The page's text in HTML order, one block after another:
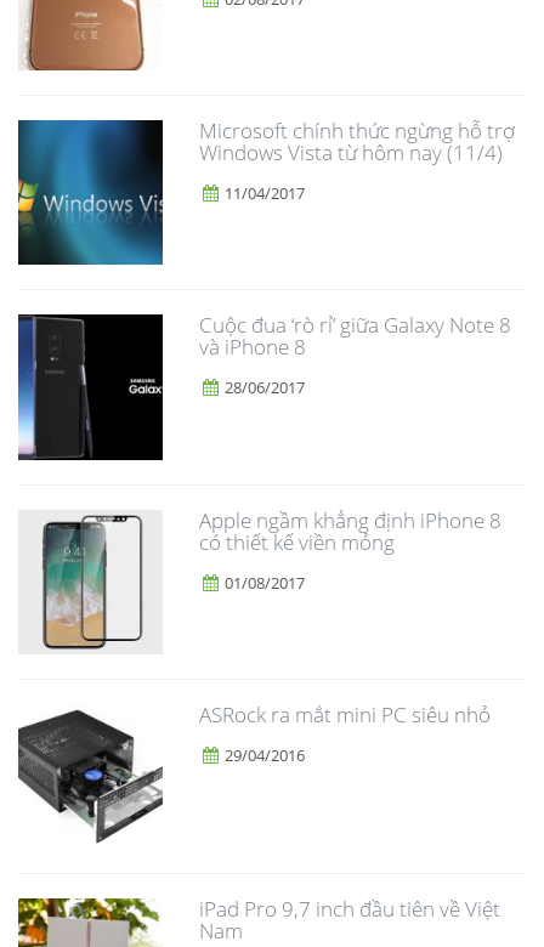
Microsoft chính thức ngừng hỗ trợ
Windows Vista từ hôm nay (11/4)
11/04/2017
​Cuộc đua ‘rò rỉ’ giữa Galaxy Note 8
và iPhone 8
28/06/2017
Apple ngầm khẳng định iPhone 8
có thiết kế viền mỏng
01/08/2017
ASRock ra mắt mini PC siêu nhỏ
29/04/2016
iPad Pro 9,7 inch đầu tiên về Việt
Nam